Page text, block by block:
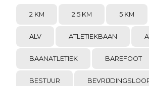
2 KM 2.5 KM 5 KM
ALV ATLETIEKBAAN
BAANATLETIEK BAREFOOT
BESTUUR